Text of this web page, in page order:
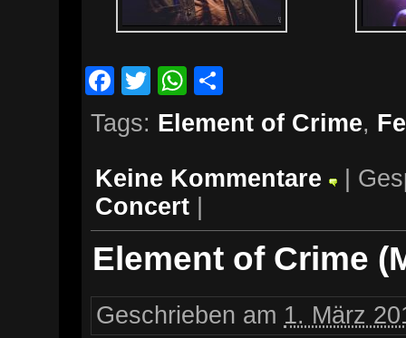
Facebook
TwitterWhatsApp
Tags: Element of Crime,
Keine Kommentare
|
Concert
Element of Crime
Geschrieben am 1. März